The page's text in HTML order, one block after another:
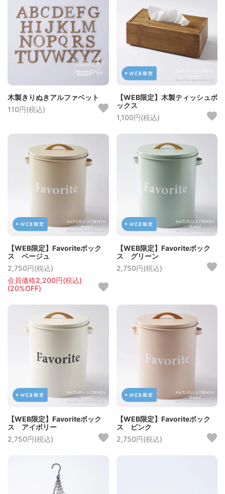
木製きりぬきアルファベット
110円(税込)
【WEB限定】木製ティッシュボ
ックス
1,100円(税込)
【WEB限定】Favoriteボック
ス ベージュ
2,750円(税込)
会員価格2,200円(税込)
(20%OFF)
【WEB限定】Favoriteボック
ス グリーン
2,750円(税込)
【WEB限定】Favoriteボック
ス アイボリー
2,750円(税込)
【WEB限定】Favoriteボック
ス ピンク
2,750円(税込)